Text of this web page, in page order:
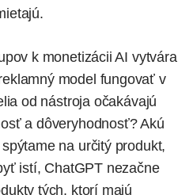
k monetizácii AI vytvára
model fungovať v
od nástroja očakávajú
a dôveryhodnosť? Akú
na určitý produkt,
istí, ChatGPT nezačne
tých, ktorí majú